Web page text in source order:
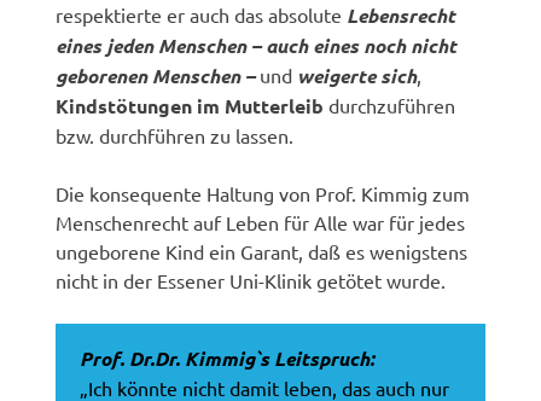
respektierte er auch das absolute Lebensrecht
eines jeden Menschen – auch eines noch nicht
geborenen Menschen –und weigerte sich,
Kindstötungen im Mutterleibdurchzuführen
bzw. durchführen zu lassen.
Die konsequente Haltung von Prof. Kimmig zum
Menschenrecht auf Leben für Alle war für jedes
ungeborene Kind ein Garant, daß es wenigstens
nicht in der Essener Uni-Klinik getötet wurde.
Prof. Dr.Dr. Kimmig`s Leitspruch:
„Ich könnte nicht damit leben, das auch nur